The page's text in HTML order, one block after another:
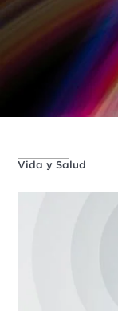
Vida y Salud